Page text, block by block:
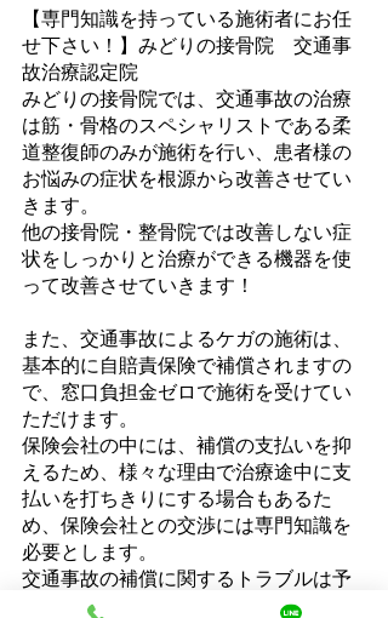
【専門知識を持っている施術者にお任
せ下さい！】みどりの接骨院　交通事
故治療認定院
みどりの接骨院では、交通事故の治療
は筋・骨格のスペシャリストである柔
道整復師のみが施術を行い、患者様の
お悩みの症状を根源から改善させてい
きます。
他の接骨院・整骨院では改善しない症
状をしっかりと治療ができる機器を使
って改善させていきます！
また、交通事故によるケガの施術は、
基本的に自賠責保険で補償されますの
で、窓口負担金ゼロで施術を受けてい
ただけます。
保険会社の中には、補償の支払いを抑
えるため、様々な理由で治療途中に支
払いを打ちきりにする場合もあるた
め、保険会社との交渉には専門知識を
必要とします。
交通事故の補償に関するトラブルは予
想以上に多く、ケガや不調に加えて、